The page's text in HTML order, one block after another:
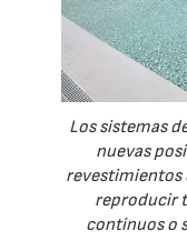
Los sistemas
nuevas
revestimientos
reproducir
continuos o